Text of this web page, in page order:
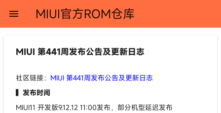
menu MIUI官方ROM仓库
MIUI 第441周发布公告及更新日志
社区链接： MIUI 第441周发布公告及更新日志
▍发布时间
MIUI11 开发版9.12.12 11:00发布，部分机型延迟发布